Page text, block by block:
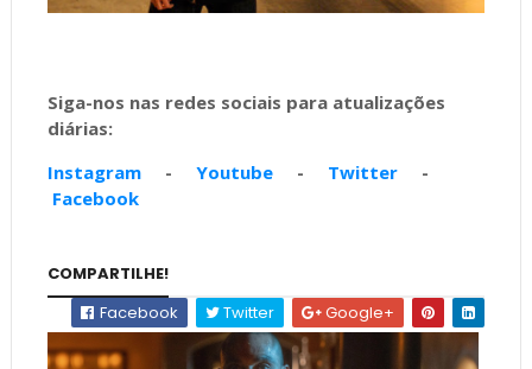
Siga-nos nas redes sociais para atualizações
diárias:
Instagram
- Youtube - Twitter-
Facebook
COMPARTILHE!
Facebook
Twitter Google+